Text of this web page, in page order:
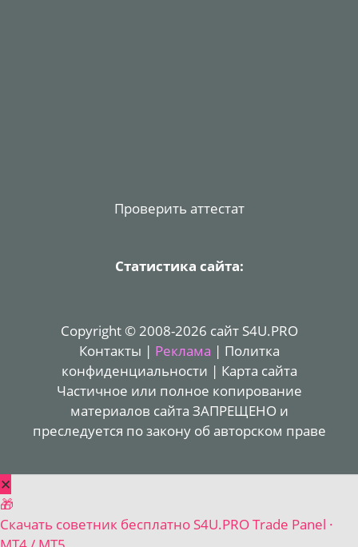
Проверить аттестат
Статистика сайта:
Copyright © 2008-2026 сайт S4U.PRO
Контакты | Реклама | Политка
конфиденциальности | Карта сайта
Частичное или полное копирование
материалов сайта ЗАПРЕЩЕНО и
преследуется по закону об авторском праве
✕
🎁
Скачать советник бесплатно S4U.PRO Trade Panel ·